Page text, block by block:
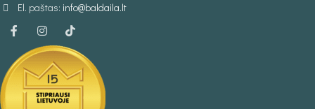
El. paštas: info@baldaila.lt